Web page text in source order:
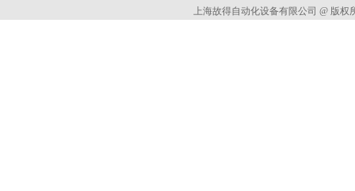
上海故得自动化设备有限公司 @ 版权